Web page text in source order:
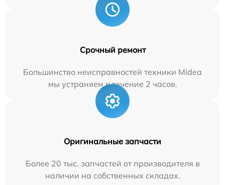
Срочный ремонт
Большинство неисправностей техники Midea
мы устраняем в течение 2 часов.
Оригинальные запчасти
Более 20 тыс. запчастей от производителя в
наличии на собственных складах.